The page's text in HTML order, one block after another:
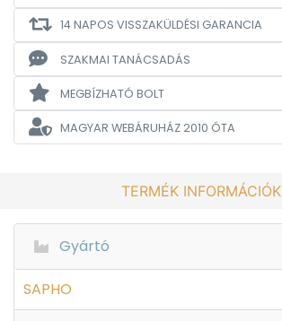
14 NAPOS VISSZAKÜLDÉSI GARANCIA
SZAKMAI TANÁCSADÁS
MEGBÍZHATÓ BOLT
MAGYAR WEBÁRUHÁZ2010 ÓTA
TERMÉK INFORMÁCIÓK
Gyártó
SAPHO